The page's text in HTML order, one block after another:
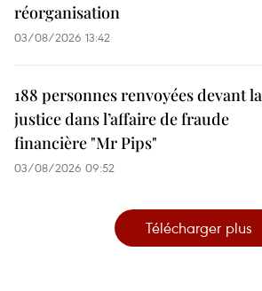
réorganisation
03/08/2026 13:42
188 personnes renvoyées devant la
justice dans l’affaire de fraude
financière "Mr Pips"
03/08/2026 09:52
Télécharger plus